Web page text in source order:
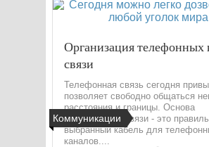
Коммуникации
Организация телефонных
связи
Телефонная связь сегодня
позволяет свободно общаться
расстояния и границы. Основа
качественной связи - это
выбранный кабель для
каналов....